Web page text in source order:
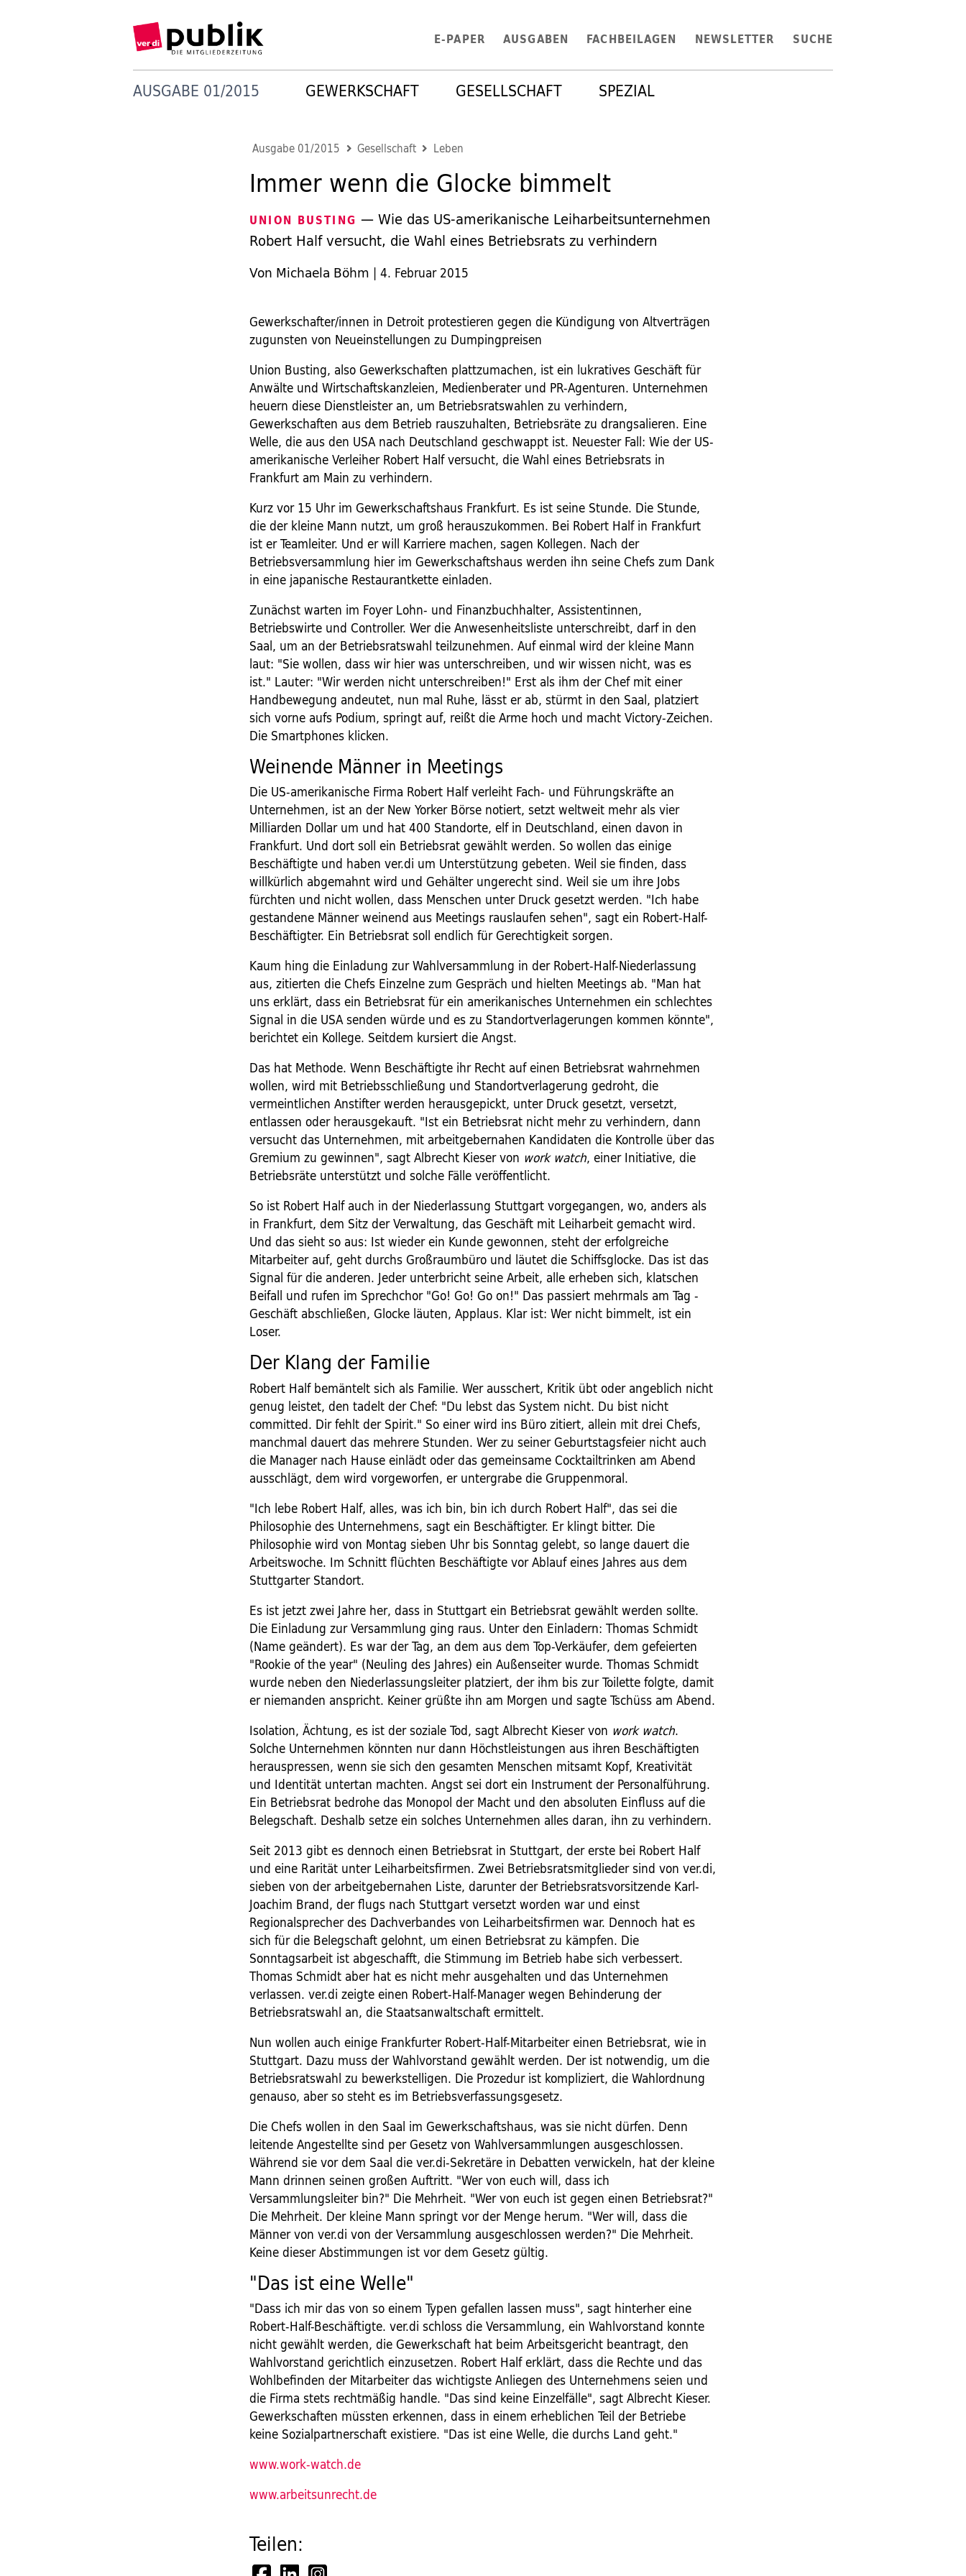
E-PAPER AUSGABEN FACHBEILAGEN NEWSLETTER SUCHE
AUSGABE 01/2015 GEWERKSCHAFT GESELLSCHAFT SPEZIAL
Ausgabe 01/2015 Gesellschaft Leben
Immer wenn die Glocke bimmelt
UNION BUSTING — Wie das US-amerikanische Leiharbeitsunternehmen
Robert Half versucht, die Wahl eines Betriebsrats zu verhindern
Von Michaela Böhm |4. Februar 2015
Gewerkschafter/innen in Detroit protestieren gegen die Kündigung von Altverträgen
zugunsten von Neueinstellungen zu Dumpingpreisen
Union Busting, also Gewerkschaften plattzumachen, ist ein lukratives Geschäft für
Anwälte und Wirtschaftskanzleien, Medienberater und PR-Agenturen. Unternehmen
heuern diese Dienstleister an, um Betriebsratswahlen zu verhindern,
Gewerkschaften aus dem Betrieb rauszuhalten, Betriebsräte zu drangsalieren. Eine
Welle, die aus den USA nach Deutschland geschwappt ist. Neuester Fall: Wie der US-
amerikanische Verleiher Robert Half versucht, die Wahl eines Betriebsrats in
Frankfurt am Main zu verhindern.
Kurz vor 15 Uhr im Gewerkschaftshaus Frankfurt. Es ist seine Stunde. Die Stunde,
die der kleine Mann nutzt, um groß herauszukommen. Bei Robert Half in Frankfurt
ist er Teamleiter. Und er will Karriere machen, sagen Kollegen. Nach der
Betriebsversammlung hier im Gewerkschaftshaus werden ihn seine Chefs zum Dank
in eine japanische Restaurantkette einladen.
Zunächst warten im Foyer Lohn- und Finanzbuchhalter, Assistentinnen,
Betriebswirte und Controller. Wer die Anwesenheitsliste unterschreibt, darf in den
Saal, um an der Betriebsratswahl teilzunehmen. Auf einmal wird der kleine Mann
laut: "Sie wollen, dass wir hier was unterschreiben, und wir wissen nicht, was es
ist." Lauter: "Wir werden nicht unterschreiben!" Erst als ihm der Chef mit einer
Handbewegung andeutet, nun mal Ruhe, lässt er ab, stürmt in den Saal, platziert
sich vorne aufs Podium, springt auf, reißt die Arme hoch und macht Victory-Zeichen.
Die Smartphones klicken.
Weinende Männer in Meetings
Die US-amerikanische Firma Robert Half verleiht Fach- und Führungskräfte an
Unternehmen, ist an der New Yorker Börse notiert, setzt weltweit mehr als vier
Milliarden Dollar um und hat 400 Standorte, elf in Deutschland, einen davon in
Frankfurt. Und dort soll ein Betriebsrat gewählt werden. So wollen das einige
Beschäftigte und haben ver.di um Unterstützung gebeten. Weil sie finden, dass
willkürlich abgemahnt wird und Gehälter ungerecht sind. Weil sie um ihre Jobs
fürchten und nicht wollen, dass Menschen unter Druck gesetzt werden. "Ich habe
gestandene Männer weinend aus Meetings rauslaufen sehen", sagt ein Robert-Half-
Beschäftigter. Ein Betriebsrat soll endlich für Gerechtigkeit sorgen.
Kaum hing die Einladung zur Wahlversammlung in der Robert-Half-Niederlassung
aus, zitierten die Chefs Einzelne zum Gespräch und hielten Meetings ab. "Man hat
uns erklärt, dass ein Betriebsrat für ein amerikanisches Unternehmen ein schlechtes
Signal in die USA senden würde und es zu Standortverlagerungen kommen könnte",
berichtet ein Kollege. Seitdem kursiert die Angst.
Das hat Methode. Wenn Beschäftigte ihr Recht auf einen Betriebsrat wahrnehmen
wollen, wird mit Betriebsschließung und Standortverlagerung gedroht, die
vermeintlichen Anstifter werden herausgepickt, unter Druck gesetzt, versetzt,
entlassen oder herausgekauft. "Ist ein Betriebsrat nicht mehr zu verhindern, dann
versucht das Unternehmen, mit arbeitgebernahen Kandidaten die Kontrolle über das
Gremium zu gewinnen", sagt Albrecht Kieser von work watch, einer Initiative, die
Betriebsräte unterstützt und solche Fälle veröffentlicht.
So ist Robert Half auch in der Niederlassung Stuttgart vorgegangen, wo, anders als
in Frankfurt, dem Sitz der Verwaltung, das Geschäft mit Leiharbeit gemacht wird.
Und das sieht so aus: Ist wieder ein Kunde gewonnen, steht der erfolgreiche
Mitarbeiter auf, geht durchs Großraumbüro und läutet die Schiffsglocke. Das ist das
Signal für die anderen. Jeder unterbricht seine Arbeit, alle erheben sich, klatschen
Beifall und rufen im Sprechchor "Go! Go! Go on!" Das passiert mehrmals am Tag -
Geschäft abschließen, Glocke läuten, Applaus. Klar ist: Wer nicht bimmelt, ist ein
Loser.
Der Klang der Familie
Robert Half bemäntelt sich als Familie. Wer ausschert, Kritik übt oder angeblich nicht
genug leistet, den tadelt der Chef: "Du lebst das System nicht. Du bist nicht
committed. Dir fehlt der Spirit." So einer wird ins Büro zitiert, allein mit drei Chefs,
manchmal dauert das mehrere Stunden. Wer zu seiner Geburtstagsfeier nicht auch
die Manager nach Hause einlädt oder das gemeinsame Cocktailtrinken am Abend
ausschlägt, dem wird vorgeworfen, er untergrabe die Gruppenmoral.
"Ich lebe Robert Half, alles, was ich bin, bin ich durch Robert Half", das sei die
Philosophie des Unternehmens, sagt ein Beschäftigter. Er klingt bitter. Die
Philosophie wird von Montag sieben Uhr bis Sonntag gelebt, so lange dauert die
Arbeitswoche. Im Schnitt flüchten Beschäftigte vor Ablauf eines Jahres aus dem
Stuttgarter Standort.
Es ist jetzt zwei Jahre her, dass in Stuttgart ein Betriebsrat gewählt werden sollte.
Die Einladung zur Versammlung ging raus. Unter den Einladern: Thomas Schmidt
(Name geändert). Es war der Tag, an dem aus dem Top-Verkäufer, dem gefeierten
"Rookie of the year" (Neuling des Jahres) ein Außenseiter wurde. Thomas Schmidt
wurde neben den Niederlassungsleiter platziert, der ihm bis zur Toilette folgte, damit
er niemanden anspricht. Keiner grüßte ihn am Morgen und sagte Tschüss am Abend.
Isolation, Ächtung, es ist der soziale Tod, sagt Albrecht Kieser von work watch.
Solche Unternehmen könnten nur dann Höchstleistungen aus ihren Beschäftigten
herauspressen, wenn sie sich den gesamten Menschen mitsamt Kopf, Kreativität
und Identität untertan machten. Angst sei dort ein Instrument der Personalführung.
Ein Betriebsrat bedrohe das Monopol der Macht und den absoluten Einfluss auf die
Belegschaft. Deshalb setze ein solches Unternehmen alles daran, ihn zu verhindern.
Seit 2013 gibt es dennoch einen Betriebsrat in Stuttgart, der erste bei Robert Half
und eine Rarität unter Leiharbeitsfirmen. Zwei Betriebsratsmitglieder sind von ver.di,
sieben von der arbeitgebernahen Liste, darunter der Betriebsratsvorsitzende Karl-
Joachim Brand, der flugs nach Stuttgart versetzt worden war und einst
Regionalsprecher des Dachverbandes von Leiharbeitsfirmen war. Dennoch hat es
sich für die Belegschaft gelohnt, um einen Betriebsrat zu kämpfen. Die
Sonntagsarbeit ist abgeschafft, die Stimmung im Betrieb habe sich verbessert.
Thomas Schmidt aber hat es nicht mehr ausgehalten und das Unternehmen
verlassen. ver.di zeigte einen Robert-Half-Manager wegen Behinderung der
Betriebsratswahl an, die Staatsanwaltschaft ermittelt.
Nun wollen auch einige Frankfurter Robert-Half-Mitarbeiter einen Betriebsrat, wie in
Stuttgart. Dazu muss der Wahlvorstand gewählt werden. Der ist notwendig, um die
Betriebsratswahl zu bewerkstelligen. Die Prozedur ist kompliziert, die Wahlordnung
genauso, aber so steht es im Betriebsverfassungsgesetz.
Die Chefs wollen in den Saal im Gewerkschaftshaus, was sie nicht dürfen. Denn
leitende Angestellte sind per Gesetz von Wahlversammlungen ausgeschlossen.
Während sie vor dem Saal die ver.di-Sekretäre in Debatten verwickeln, hat der kleine
Mann drinnen seinen großen Auftritt. "Wer von euch will, dass ich
Versammlungsleiter bin?" Die Mehrheit. "Wer von euch ist gegen einen Betriebsrat?"
Die Mehrheit. Der kleine Mann springt vor der Menge herum. "Wer will, dass die
Männer von ver.di von der Versammlung ausgeschlossen werden?" Die Mehrheit.
Keine dieser Abstimmungen ist vor dem Gesetz gültig.
"Das ist eine Welle"
"Dass ich mir das von so einem Typen gefallen lassen muss", sagt hinterher eine
Robert-Half-Beschäftigte. ver.di schloss die Versammlung, ein Wahlvorstand konnte
nicht gewählt werden, die Gewerkschaft hat beim Arbeitsgericht beantragt, den
Wahlvorstand gerichtlich einzusetzen. Robert Half erklärt, dass die Rechte und das
Wohlbefinden der Mitarbeiter das wichtigste Anliegen des Unternehmens seien und
die Firma stets rechtmäßig handle. "Das sind keine Einzelfälle", sagt Albrecht Kieser.
Gewerkschaften müssten erkennen, dass in einem erheblichen Teil der Betriebe
keine Sozialpartnerschaft existiere. "Das ist eine Welle, die durchs Land geht."
www.work-watch.de
www.arbeitsunrecht.de
Teilen: